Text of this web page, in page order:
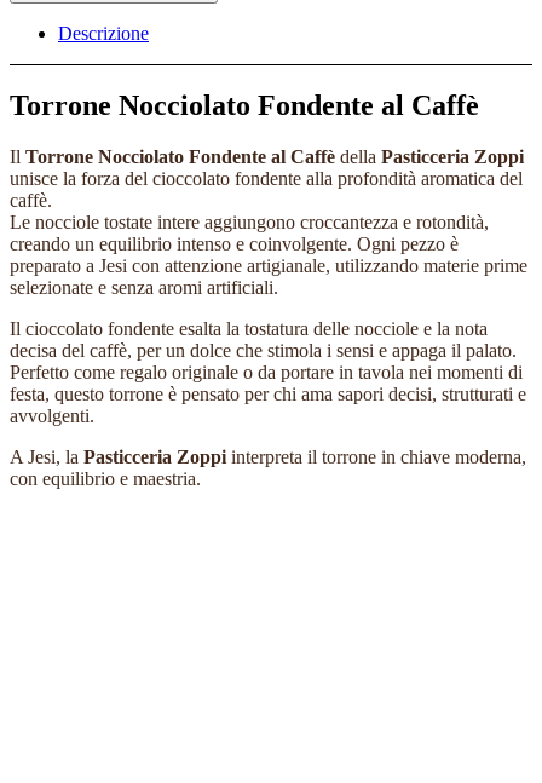
Descrizione
Torrone Nocciolato Fondente al Caffè
Il Torrone Nocciolato Fondente al Caffè della Pasticceria Zoppi
unisce la forza del cioccolato fondente alla profondità aromatica del
caffè.
Le nocciole tostate intere aggiungono croccantezza e rotondità,
creando un equilibrio intenso e coinvolgente. Ogni pezzo è
preparato a Jesi con attenzione artigianale, utilizzando materie prime
selezionate e senza aromi artificiali.
Il cioccolato fondente esalta la tostatura delle nocciole e la nota
decisa del caffè, per un dolce che stimola i sensi e appaga il palato.
Perfetto come regalo originale o da portare in tavola nei momenti di
festa, questo torrone è pensato per chi ama sapori decisi, strutturati e
avvolgenti.
A Jesi, la Pasticceria Zoppi interpreta il torrone in chiave moderna,
con equilibrio e maestria.